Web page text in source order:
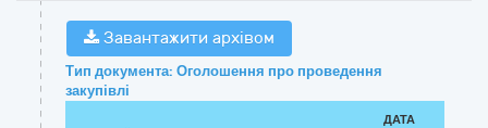
Завантажити архівом
Тип документа: Оголошення про проведення
закупівлі
ДАТА